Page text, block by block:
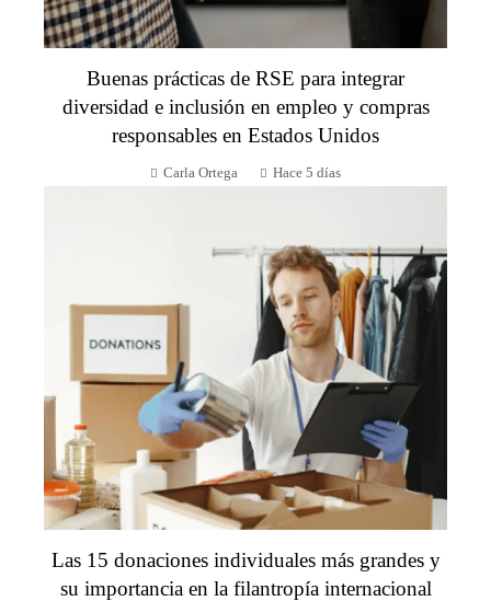
Buenas prácticas de RSE para integrar
diversidad e inclusión en empleo y compras
responsables en Estados Unidos
Carla Ortega Hace 5 días
Las 15 donaciones individuales más grandes y
su importancia en la filantropía internacional